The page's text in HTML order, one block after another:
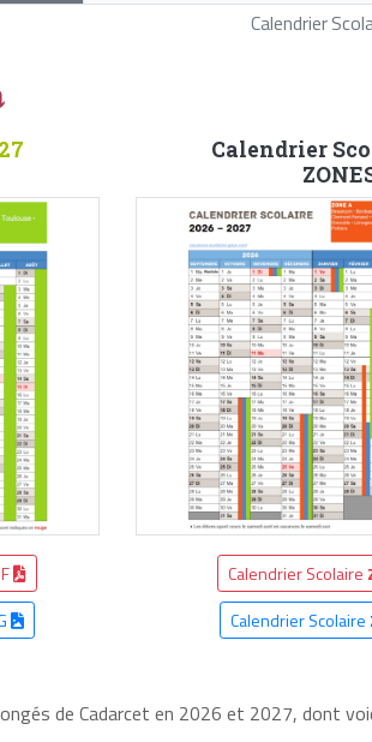
Calendrier
Calendrier
Calendrier Scolaire
Calendrier Scolaire
de Cadarcet en 2026 et 2027, dont